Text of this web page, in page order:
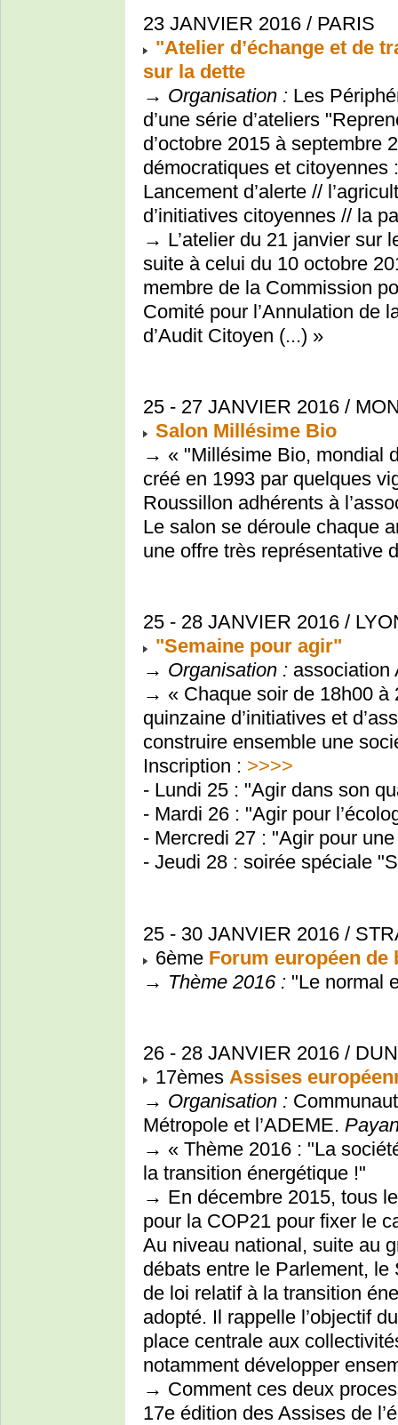
23 JANVIER 2016 / PARIS
"Atelier d’échange et de
sur la dette
→ Organisation : Les
d’une série d’ateliers
d’octobre 2015 à septembre
démocratiques et
Lancement d’alerte //
d’initiatives citoyennes // la
→ L’atelier du 21 janvier sur
suite à celui du 10 octobre
membre de la Commission
Comité pour l’Annulation de
d’Audit Citoyen (...) »
25 - 27 JANVIER 2016 /
Salon Millésime Bio
→ « "Millésime Bio, mondial
créé en 1993 par quelques
Roussillon adhérents à
Le salon se déroule chaque
une offre très représentative
25 - 28 JANVIER 2016 /
"Semaine pour agir"
→ Organisation : association
→ « Chaque soir de 18h00 à
quinzaine d’initiatives et
construire ensemble une
Inscription : >>>>
- Lundi 25 : "Agir dans son
- Mardi 26 : "Agir pour
- Mercredi 27 : "Agir pour
- Jeudi 28 : soirée spéciale
25 - 30 JANVIER 2016 /
6ème Forum européen de
→ Thème 2016 : "Le normal
26 - 28 JANVIER 2016 /
17èmes Assises
→ Organisation :
Métropole et l’ADEME.
→ « Thème 2016 : "La
la transition énergétique !"
→ En décembre 2015, tous
pour la COP21 pour fixer le
Au niveau national, suite au
débats entre le Parlement,
de loi relatif à la transition
adopté. Il rappelle l’objectif
place centrale aux
notamment développer
→ Comment ces deux
17e édition des Assises de